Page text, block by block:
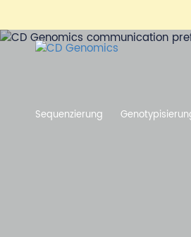
Sequenzierung